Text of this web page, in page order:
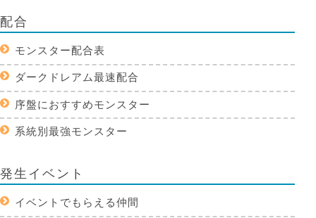
配合
モンスター配合表
ダークドレアム最速配合
序盤におすすめモンスター
系統別最強モンスター
発生イベント
イベントでもらえる仲間